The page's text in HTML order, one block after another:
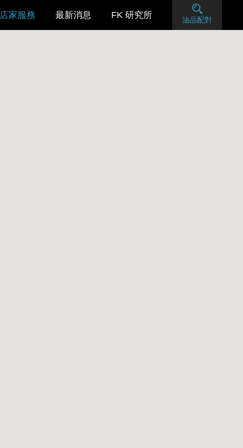
店家服務 最新消息 FK 研究所 油品配對